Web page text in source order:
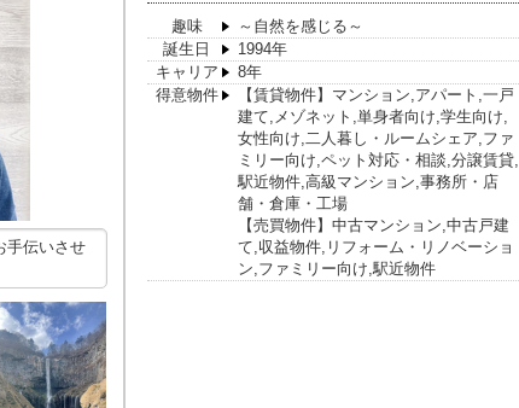
手伝いさせ
趣味
～自然を感じる～
誕生日
1994年
キャリア
8年
得意物件
【賃貸物件】マンション,アパート,一戸
建て,メゾネット,単身者向け,学生向け,
女性向け,二人暮し・ルームシェア,ファ
ミリー向け,ペット対応・相談,分譲賃貸,
駅近物件,高級マンション,事務所・店
舗・倉庫・工場
【売買物件】中古マンション,中古戸建
て,収益物件,リフォーム・リノベーショ
ン,ファミリー向け,駅近物件